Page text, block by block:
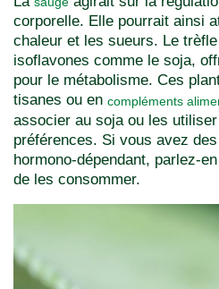
corporelle. Elle pourrait ainsi
chaleur et les sueurs. Le
isoflavones comme le soja,
pour le métabolisme. Ces
tisanes ou en compléments
associer au soja ou les
préférences. Si vous avez
hormono-dépendant, parlez-
de les consommer.